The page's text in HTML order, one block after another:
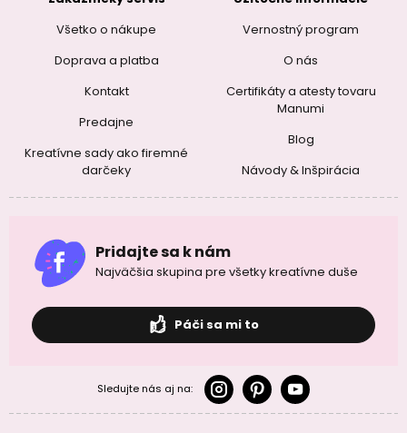
Všetko o nákupe
Doprava a platba
Kontakt
Predajne
Kreatívne sady ako firemné
darčeky
Vernostný program
O nás
Certifikáty a atesty tovaru
Manumi
Blog
Návody & Inšpirácia
Pridajte sa k nám
Najväčšia skupina pre všetky kreatívne duše
Páči sa mi to
Sledujte nás aj na: